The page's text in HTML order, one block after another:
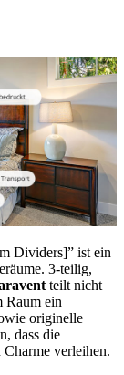
Dividers]” ist ein
3-teilig,
teilt nicht
Raum ein
originelle
dass die
verleihen.